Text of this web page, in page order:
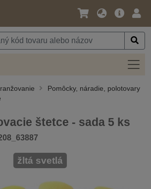
Jazyk
Mena
Hlavná
Pomôcky, náradie, polotovary
štetce - sada 5 ks
žltá svetlá